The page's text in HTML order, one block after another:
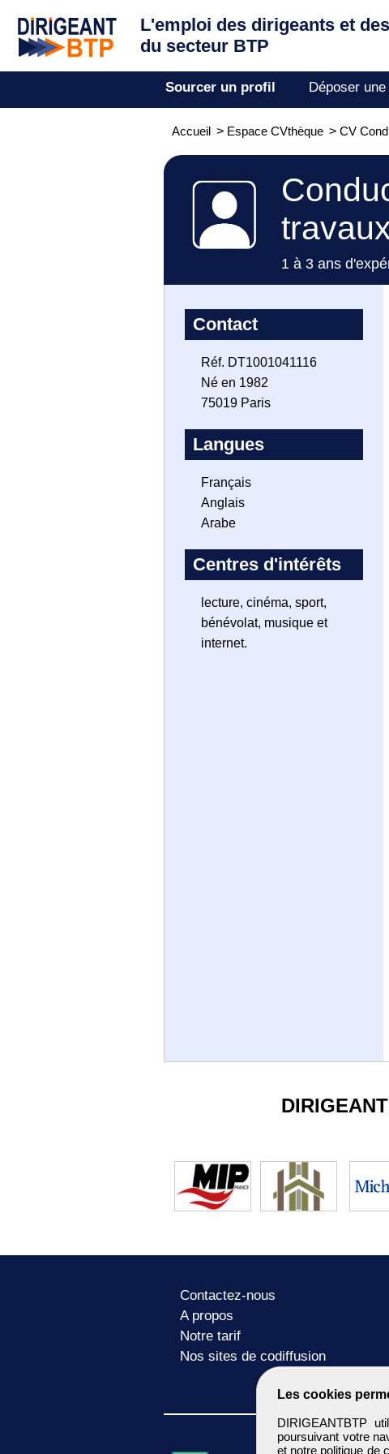
L'emploi des dirigeants et
du secteur BTP
Sourcer un profil Déposer
Accueil > Espace CVthèque > CV
1 à 3 ans
Contact
Réf. DT1001041116
Né en 1982
75019 Paris
Langues
Français
Anglais
Arabe
Centres d'intérêts
lecture, cinéma, sport,
bénévolat, musique et
internet.
Les cookies
DIRIGEANTBTP
poursuivant votre
et notre politique de
Contactez-nous
A propos
Notre tarif
Nos sites de codiffusion